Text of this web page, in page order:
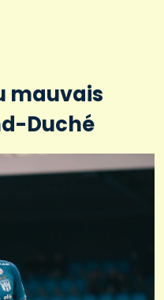
mauvais
Duché